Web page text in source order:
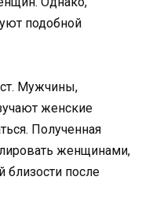
подобной
Мужчины,
женские
Полученная
женщинами,
близости после